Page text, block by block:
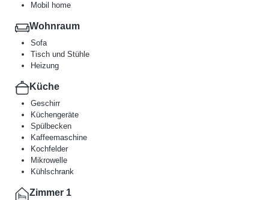
Mobil home
Wohnraum
Sofa
Tisch und Stühle
Heizung
Küche
Geschirr
Küchengeräte
Spülbecken
Kaffeemaschine
Kochfelder
Mikrowelle
Kühlschrank
Zimmer 1